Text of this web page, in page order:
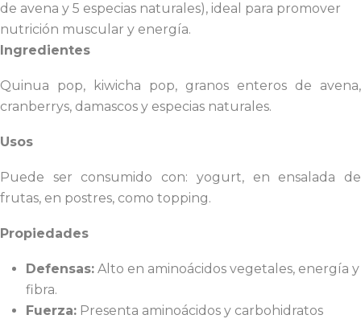
de avena y 5 especias naturales), ideal para promover
nutrición muscular y energía.
Ingredientes
Quinua pop, kiwicha pop, granos enteros de avena,
cran berrys, damascos y especias naturales.
Usos
Puede ser consumido con: yogurt, en ensalada de
frutas, en postres, como topping.
Propiedades
Defensas: Alto en aminoácidos vegetales, energía y
fibra.
Fuerza: Presenta aminoácidos y carbohidratos